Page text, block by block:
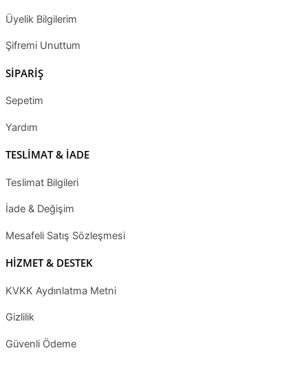
Üyelik Bilgilerim
Şifremi Unuttum
SİPARİŞ
Sepetim
Yardım
TESLİMAT & İADE
Teslimat Bilgileri
İade & Değişim
Mesafeli Satış Sözleşmesi
HİZMET & DESTEK
KVKK Aydınlatma Metni
Gizlilik
Güvenli Ödeme